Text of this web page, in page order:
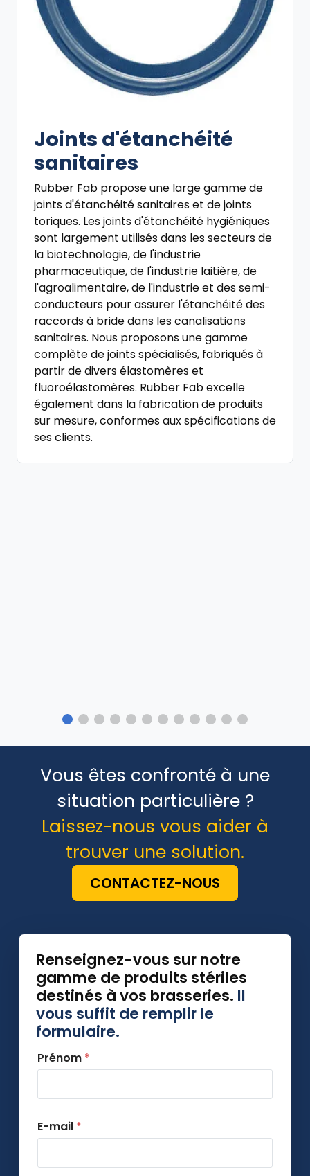
Joints d'étanchéité
sanitaires
Rubber Fab propose une large gamme de
joints d'étanchéité sanitaires et de joints
toriques. Les joints d'étanchéité hygiéniques
sont largement utilisés dans les secteurs de
la biotechnologie, de l'industrie
pharmaceutique, de l'industrie laitière, de
l'agroalimentaire, de l'industrie et des semi-
conducteurs pour assurer l'étanchéité des
raccords à bride dans les canalisations
sanitaires. Nous proposons une gamme
complète de joints spécialisés, fabriqués à
partir de divers élastomères et
fluoroélastomères. Rubber Fab excelle
également dans la fabrication de produits
sur mesure, conformes aux spécifications de
ses clients.
Vous êtes confronté à une
situation particulière ?
Laissez-nous vous aider à
trouver une solution.
CONTACTEZ-NOUS
Renseignez-vous sur notre
gamme de produits stériles
destinés à vos brasseries. Il
vous suffit de remplir le
formulaire.
Prénom *
E-mail *